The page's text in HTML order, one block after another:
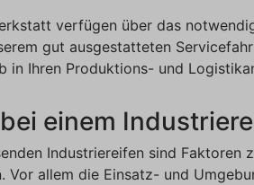
verfügen über das
gut ausgestatteten
in Ihren Produktions- und
einem
Industriereifen sind
Vor allem die Einsatz- und